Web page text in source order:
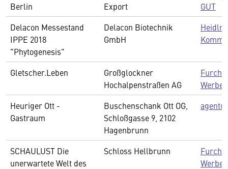
Berlin
Export
GUT
Delacon Messestand
IPPE 2018
"Phytogenesis"
Delacon Biotechnik
GmbH
Gletscher.Leben
Großglockner
Hochalpenstraßen AG
Heuriger Ott -
Gastraum
Buschenschank Ott OG,
Schloßgasse 9, 2102
Hagenbrunn
SCHAULUST Die
unerwartete Welt des
Schloss Hellbrunn